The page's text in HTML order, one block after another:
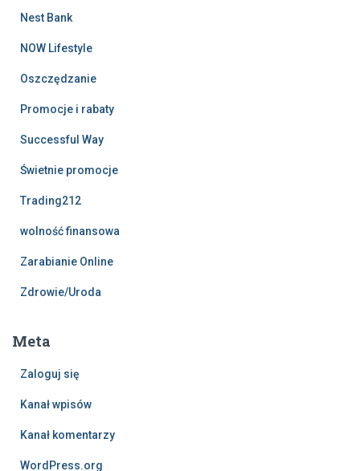
Nest Bank
NOW Lifestyle
Oszczędzanie
Promocje i rabaty
Successful Way
Świetnie promocje
Trading212
wolność finansowa
Zarabianie Online
Zdrowie/Uroda
Meta
Zaloguj się
Kanał wpisów
Kanał komentarzy
WordPress.org